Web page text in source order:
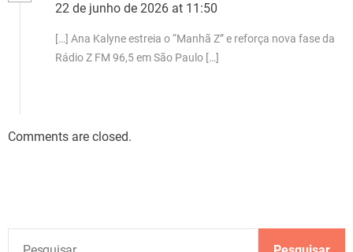
22 de junho de 2026 at 11:50
[…] Ana Kalyne estreia o “Manhã Z” e reforça nova fase da
Rádio Z FM 96,5 em São Paulo […]
Comments are closed.